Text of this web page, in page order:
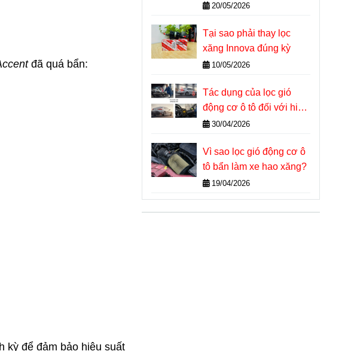
đã quá bẩn:
kỳ để đảm bảo hiệu suất
Innova
20/05/2026
Tại sao phải thay lọc
xăng Innova đúng kỳ
10/05/2026
Tác dụng của lọc gió
động cơ ô tô đối với hiệu
suất và tuổi thọ máy
30/04/2026
Vì sao lọc gió động cơ ô
tô bẩn làm xe hao xăng?
19/04/2026